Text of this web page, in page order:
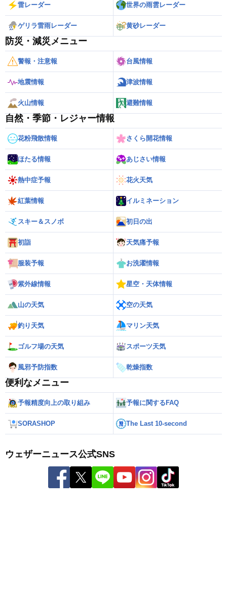
雷レーダー 世界の雨雲レーダー
ゲリラ雷雨レーダー 黄砂レーダー
防災・減災メニュー
警報・注意報 台風情報
地震情報 津波情報
火山情報 避難情報
自然・季節・レジャー情報
花粉飛散情報 さくら開花情報
ほたる情報 あじさい情報
熱中症予報 花火天気
紅葉情報 イルミネーション
スキー＆スノボ 初日の出
初詣 天気痛予報
服装予報 お洗濯情報
紫外線情報 星空・天体情報
山の天気 空の天気
釣り天気 マリン天気
ゴルフ場の天気 スポーツ天気
風邪予防指数 乾燥指数
便利なメニュー
予報精度向上の取り組み 予報に関するFAQ
SORASHOP The Last 10-second
ウェザーニュース公式SNS